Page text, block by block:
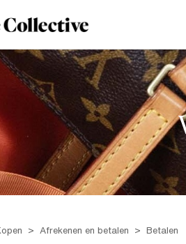
Afrekenen en betalen Betalen